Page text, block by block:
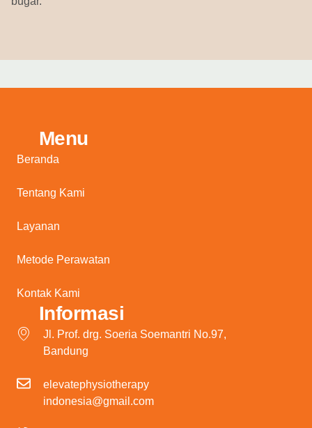
Menu
Beranda
Tentang Kami
Layanan
Metode Perawatan
Kontak Kami
Informasi
Jl. Prof. drg. Soeria Soemantri No.97,
Bandung
elevatephysiotherapy
indonesia@gmail.com